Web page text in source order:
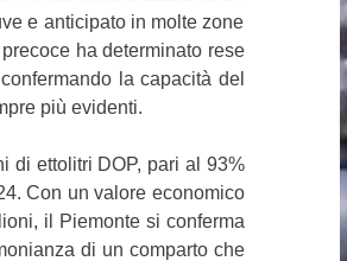
e anticipato in molte zone
ha determinato rese
la capacità del
più evidenti.
di ettolitri DOP, pari al 93%
Con un valore economico
il Piemonte si conferma
di un comparto che